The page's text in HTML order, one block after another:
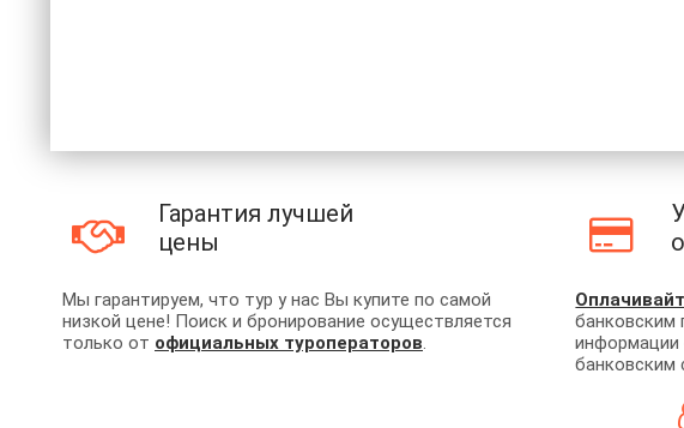
Гарантия лучшей
цены
Мы гарантируем, что тур у нас Вы купите по самой
низкой цене! Поиск и бронирование осуществляется
только от официальных туроператоров.
банковским
банковским